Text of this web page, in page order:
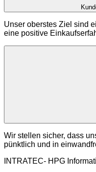
Unser oberstes Ziel sind
eine positive
Wir stellen sicher, dass
pünktlich und in
INTRATEC- HPG